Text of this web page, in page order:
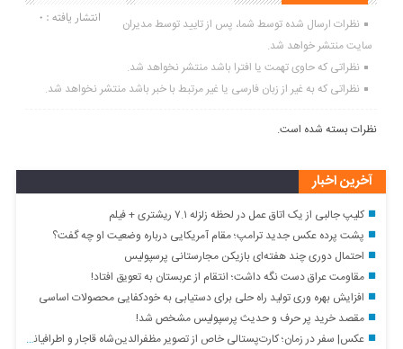
انتشار یافته : 0
نظرات ارسال شده توسط شما، پس از تایید توسط مدیران
سایت منتشر خواهد شد.
نظراتی که حاوی تهمت یا افترا باشد منتشر نخواهد شد.
نظراتی که به غیر از زبان فارسی یا غیر مرتبط با خبر باشد منتشر نخواهد شد.
نظرات بسته شده است.
آخرین اخبار
کلیپ جالبی از یک اتاق عمل در لحظه زلزله ۷.۱ ریشتری + فیلم
پشت پرده عکس جدید ترامپ؛ مقام آمریکایی درباره وضعیت او چه گفت؟
احتمال دوری چند هفته‌ای بازیکن مجارستانی پرسپولیس
مقاومت عراق دست نگه داشت؛ انتقام از عربستان به تعویق افتاد!
افزایش بهره وری تولید راه حلی برای دستیابی به خودکفایی محصولات اساسی
مقصد خرید پر حرف و حدیث پرسپولیس مشخص شد!
عکس| سفر در زمان؛ کارت‌پستالی خاص از تصویر مظفرالدین‌شاه قاجار و اطرافیانش